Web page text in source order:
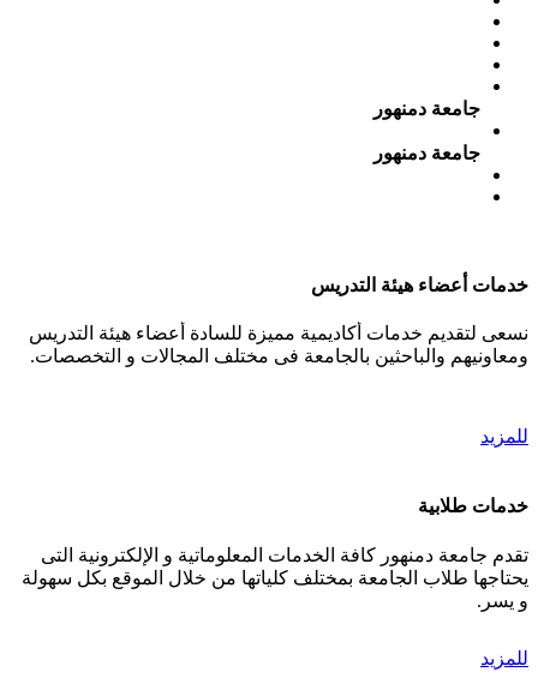
جامعة دمنهور
جامعة دمنهور
خدمات أعضاء هيئة التدريس
نسعى لتقديم خدمات أكاديمية مميزة للسادة أعضاء هيئة التدريس
ومعاونيهم والباحثين بالجامعة فى مختلف المجالات و التخصصات.
للمزيد
خدمات طلابية
تقدم جامعة دمنهور كافة الخدمات المعلوماتية و الإلكترونية التى
يحتاجها طلاب الجامعة بمختلف كلياتها من خلال الموقع بكل سهولة
و يسر.
للمزيد